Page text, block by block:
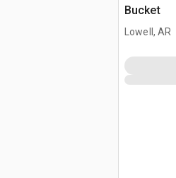
Bucket
Lowell, AR